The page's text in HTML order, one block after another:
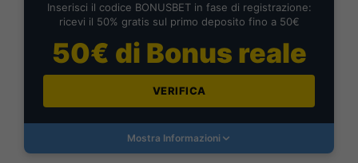
Inserisci il codice BONUSBET in fase di registrazione:
ricevi il 50% gratis sul primo deposito fino a 50€
50€ di Bonus reale
VERIFICA
Mostra Informazioni